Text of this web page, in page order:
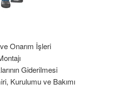
Onarım İşleri
Giderilmesi
Kurulumu ve Bakımı